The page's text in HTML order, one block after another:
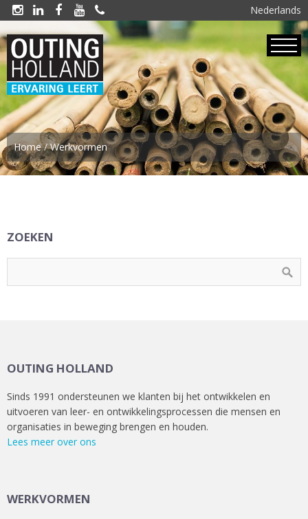
Nederlands
    
Home/Werkvormen
ZOEKEN
OUTING HOLLAND
Sinds 1991 ondersteunen we klanten bij het ontwikkelen en
uitvoeren van leer- en ontwikkelingsprocessen die mensen en
organisaties in beweging brengen en houden.
Lees meer over ons
WERKVORMEN